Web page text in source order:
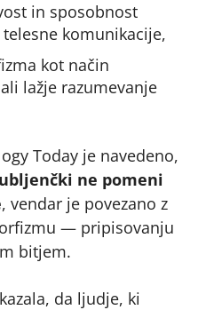
in sposobnost
komunikacije,
kot način
lažje razumevanje
Today je navedeno,
ne pomeni
, vendar je povezano z
— pripisovanju
bitjem.
da ljudje, ki